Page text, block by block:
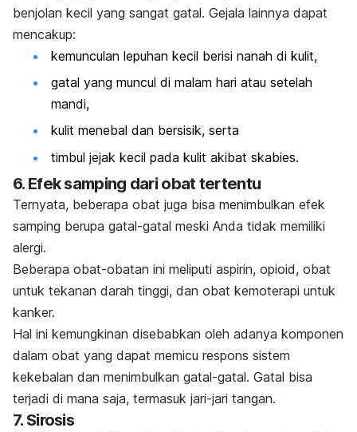
benjolan kecil yang sangat gatal. Gejala lainnya dapat
mencakup:
kemunculan lepuhan kecil berisi nanah di kulit,
gatal yang muncul di malam hari atau setelah
mandi,
kulit menebal dan bersisik, serta
timbul jejak kecil pada kulit akibat skabies.
6. Efek samping dari obat tertentu
Ternyata, beberapa obat juga bisa menimbulkan efek
samping berupa gatal-gatal meski Anda tidak memiliki
alergi.
Beberapa obat-obatan ini meliputi aspirin, opioid, obat
untuk tekanan darah tinggi, dan obat kemoterapi untuk
kanker.
Hal ini kemungkinan disebabkan oleh adanya komponen
dalam obat yang dapat memicu respons sistem
kekebalan dan menimbulkan gatal-gatal. Gatal bisa
terjadi di mana saja, termasuk jari-jari tangan.
7. Sirosis